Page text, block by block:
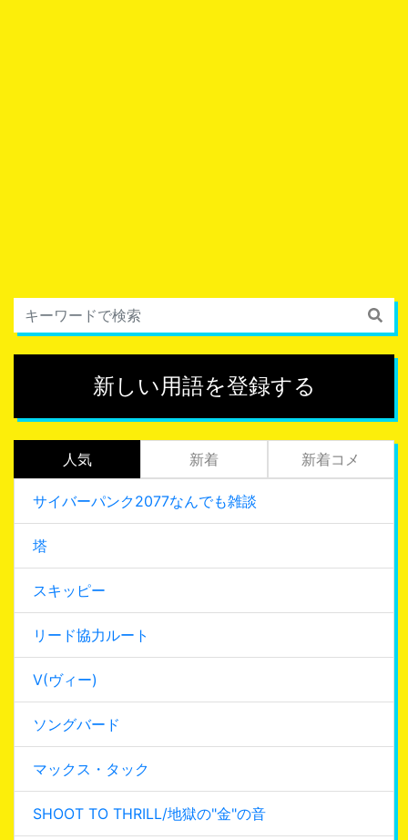
新しい用語を登録する
人気 新着 新着コメ
サイバーパンク2077なんでも雑談
塔
スキッピー
リード協力ルート
V(ヴィー)
ソングバード
マックス・タック
SHOOT TO THRILL/地獄の"金"の音